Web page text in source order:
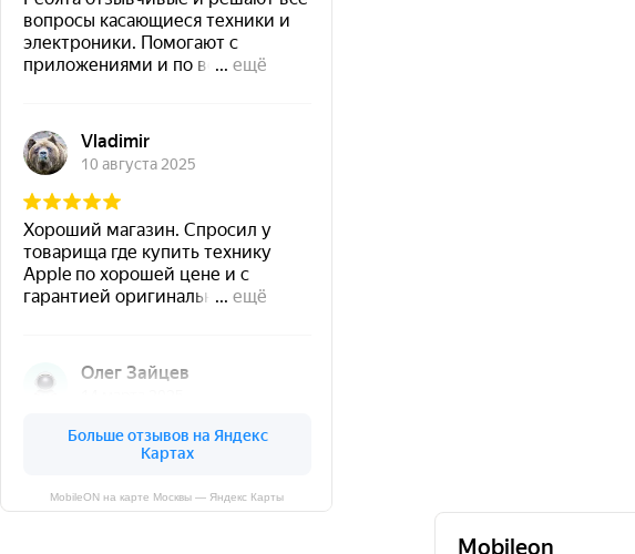
MobileON на карте Москвы — Яндекс Карты